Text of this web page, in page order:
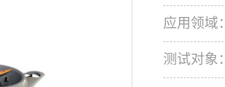
应用领域：
测试对象：